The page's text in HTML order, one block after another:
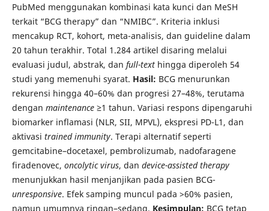
PubMed menggunakan kombinasi kata kunci dan MeSH
terkait “BCG therapy” dan “NMIBC”. Kriteria inklusi
mencakup RCT, kohort, meta-analisis, dan guideline dalam
20 tahun terakhir. Total 1.284 artikel disaring melalui
evaluasi judul, abstrak, dan full-texthingga diperoleh 54
studi yang memenuhi syarat. Hasil: BCG menurunkan
rekurensi hingga 40–60% dan progresi 27–48%, terutama
dengan maintenance≥1 tahun. Variasi respons dipengaruhi
biomarker inflamasi (NLR, SII, MPVL), ekspresi PD-L1, dan
aktivasi trained immunity. Terapi alternatif seperti
gemcitabine–docetaxel, pembrolizumab, nadofaragene
firadenovec, oncolytic virus, dan device-assisted therapy
menunjukkan hasil menjanjikan pada pasien BCG-
unresponsive. Efek samping muncul pada >60% pasien,
namun umumnya ringan–sedang. Kesimpulan: BCG tetap